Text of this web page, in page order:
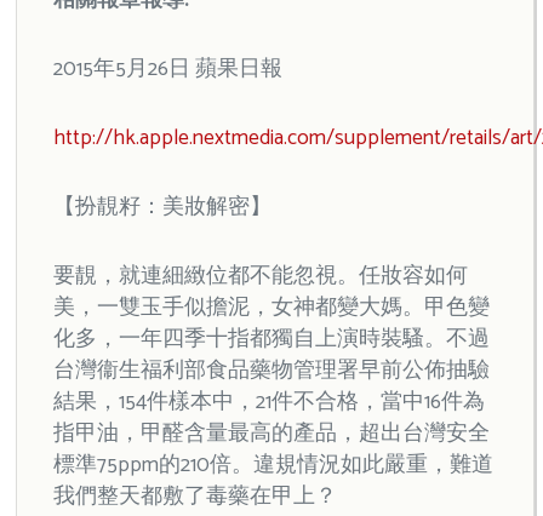
2015年5月26日 蘋果日報
http://hk.apple.nextmedia.com/supplement/retails/art/
【扮靚籽：美妝解密】
要靚，就連細緻位都不能忽視。任妝容如何
美，一雙玉手似擔泥，女神都變大媽。甲色變
化多，一年四季十指都獨自上演時裝騷。不過
台灣衞生福利部食品藥物管理署早前公佈抽驗
結果，154件樣本中，21件不合格，當中16件為
指甲油，甲醛含量最高的產品，超出台灣安全
標準75ppm的210倍。違規情況如此嚴重，難道
我們整天都敷了毒藥在甲上？